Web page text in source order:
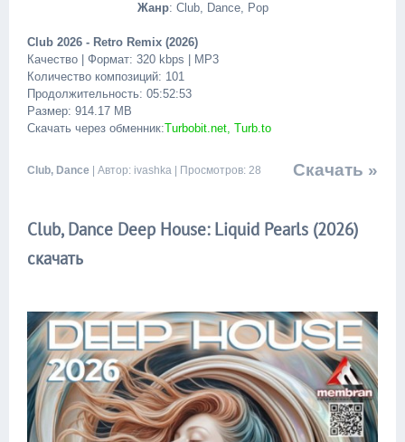
Жанр: Club, Dance, Pop
Club 2026 - Retro Remix (2026)
Качество | Формат: 320 kbps | MP3
Количество композиций: 101
Продолжительность: 05:52:53
Размер: 914.17 MB
Скачать через обменник:Turbobit.net, Turb.to
Скачать »
Club, Dance | Автор: ivashka | Просмотров: 28
Club, Dance Deep House: Liquid Pearls (2026)
скачать